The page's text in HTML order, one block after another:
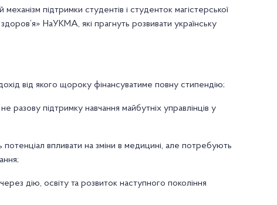
підтримки студентів і студенток магістерської
НаУКМА, які прагнуть розвивати українську
від якого щороку фінансуватиме повну стипендію;
разову підтримку навчання майбутніх управлінців у
впливати на зміни в медицині, але потребують
дію, освіту та розвиток наступного покоління